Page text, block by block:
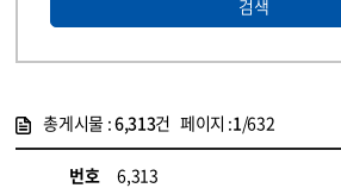
검색
총게시물 :6,313건 페이지 :1/632
번호
6,313